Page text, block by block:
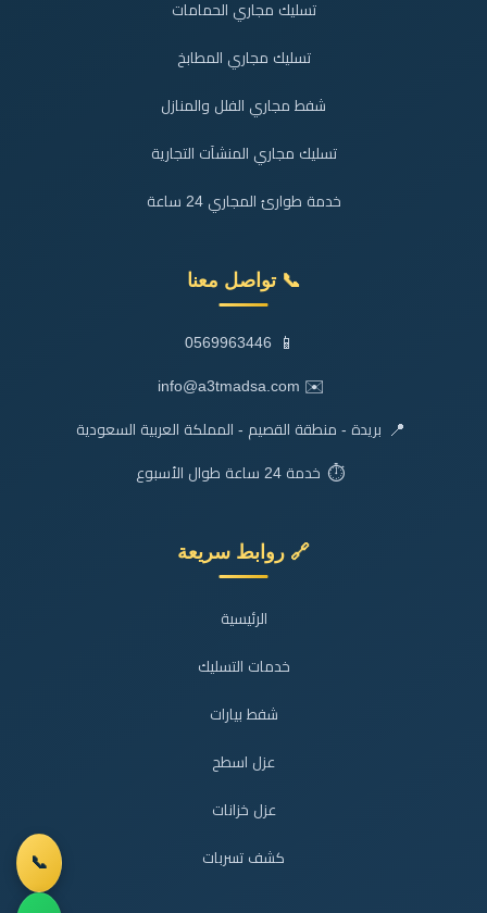
تسليك مجاري الحمامات
تسليك مجاري المطابخ
شفط مجاري الفلل والمنازل
تسليك مجاري المنشآت التجارية
خدمة طوارئ المجاري 24 ساعة
📞 تواصل معنا
📱
0569963446
✉️
info@a3tmadsa.com
📍 بريدة - منطقة القصيم - المملكة العربية السعودية
⏱️ خدمة 24 ساعة طوال الأسبوع
🔗 روابط سريعة
الرئيسية
خدمات التسليك
شفط بيارات
عزل اسطح
عزل خزانات
كشف تسربات 📞